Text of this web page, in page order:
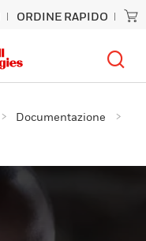
ORDINE RAPIDO
Documentazione